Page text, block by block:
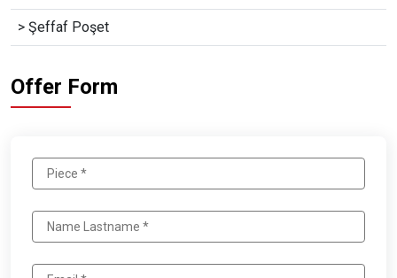
> Şeffaf Poşet
Offer Form